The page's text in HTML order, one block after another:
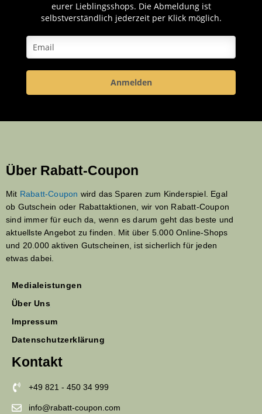
eurer Lieblingsshops. Die Abmeldung ist
selbstverständlich jederzeit per Klick möglich.
Anmelden
Über Rabatt-Coupon
Mit Rabatt-Coupon wird das Sparen zum Kinderspiel. Egal
ob Gutschein oder Rabattaktionen, wir von Rabatt-Coupon
sind immer für euch da, wenn es darum geht das beste und
aktuellste Angebot zu finden. Mit über 5.000 Online-Shops
und 20.000 aktiven Gutscheinen, ist sicherlich für jeden
etwas dabei.
Medialeistungen
Über Uns
Impressum
Datenschutzerklärung
Kontakt
+49 821 - 450 34 999
info@rabatt-coupon.com